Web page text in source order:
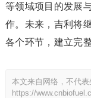
等领域项目的发展
作。未来，吉利将
各个环节，建立完
本文来自网络，不代表
https://